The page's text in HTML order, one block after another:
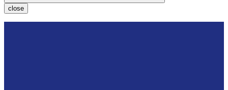
close